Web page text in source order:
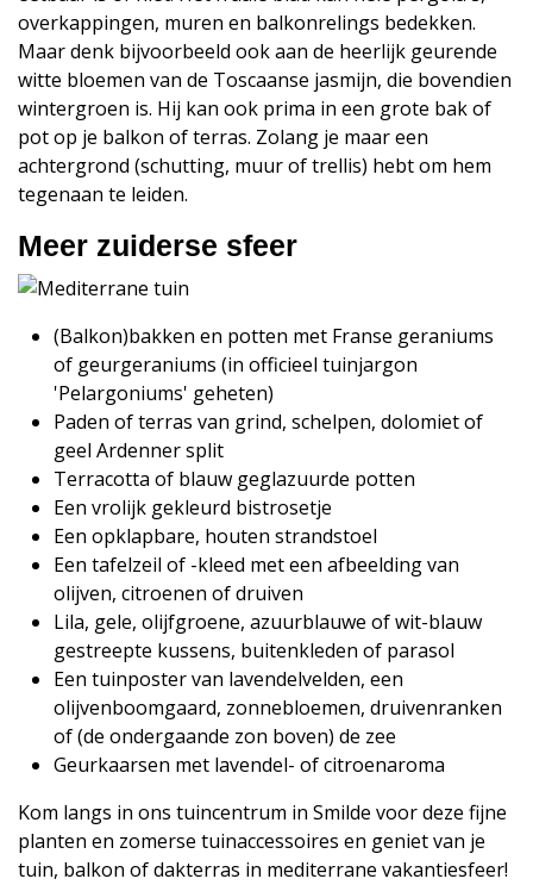
overkappingen, muren en balkonrelings bedekken.
Maar denk bijvoorbeeld ook aan de heerlijk geurende
witte bloemen van de Toscaanse jasmijn, die bovendien
wintergroen is. Hij kan ook prima in een grote bak of
pot op je balkon of terras. Zolang je maar een
achtergrond (schutting, muur of trellis) hebt om hem
tegenaan te leiden.
Meer zuiderse sfeer
(Balkon)bakken en potten met Franse geraniums
of geurgeraniums (in officieel tuinjargon
'Pelargoniums' geheten)
Paden of terras van grind, schelpen, dolomiet of
geel Ardenner split
Terracotta of blauw geglazuurde potten
Een vrolijk gekleurd bistrosetje
Een opklapbare, houten strandstoel
Een tafelzeil of -kleed met een afbeelding van
olijven, citroenen of druiven
Lila, gele, olijfgroene, azuurblauwe of wit-blauw
gestreepte kussens, buitenkleden of parasol
Een tuinposter van lavendelvelden, een
olijvenboomgaard, zonnebloemen, druivenranken
of (de ondergaande zon boven) de zee
Geurkaarsen met lavendel- of citroenaroma
Kom langs in ons tuincentrum in Smilde voor deze fijne
planten en zomerse tuinaccessoires en geniet van je
tuin, balkon of dakterras in mediterrane vakantiesfeer!